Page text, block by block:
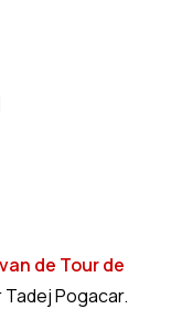
de Tour de
Pogacar.